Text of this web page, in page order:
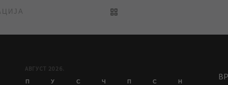
АВГУСТ 2026.
П У С Ч П С Н